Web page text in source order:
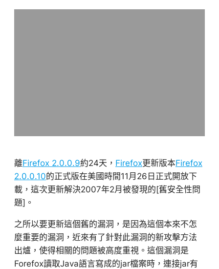
離Firefox 2.0.0.9約24天， Firefox更新版本Firefox
2.0.0.10的正式版在美國時間11月26日正式開放下
載，這次更新解決2007年2月被發現的[舊安全性問
題]。
之所以要更新這個舊的漏洞，是因為這個本來不怎
麼重要的漏洞，近來有了針對此漏洞的新攻擊方法
出爐，使得相關的問題被高度重視。這個漏洞是
Forefox讀取Java語言寫成的jar檔案時，連接jar有